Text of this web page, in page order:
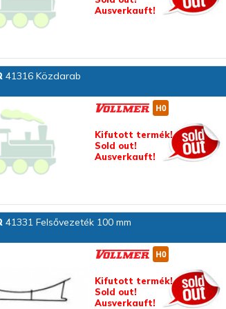
Ausverkauft!
41316 Közdarab
Kifutott termék!
Sold out!
Ausverkauft!
41331 Felsővezeték 100 mm
Kifutott termék!
Sold out!
Ausverkauft!